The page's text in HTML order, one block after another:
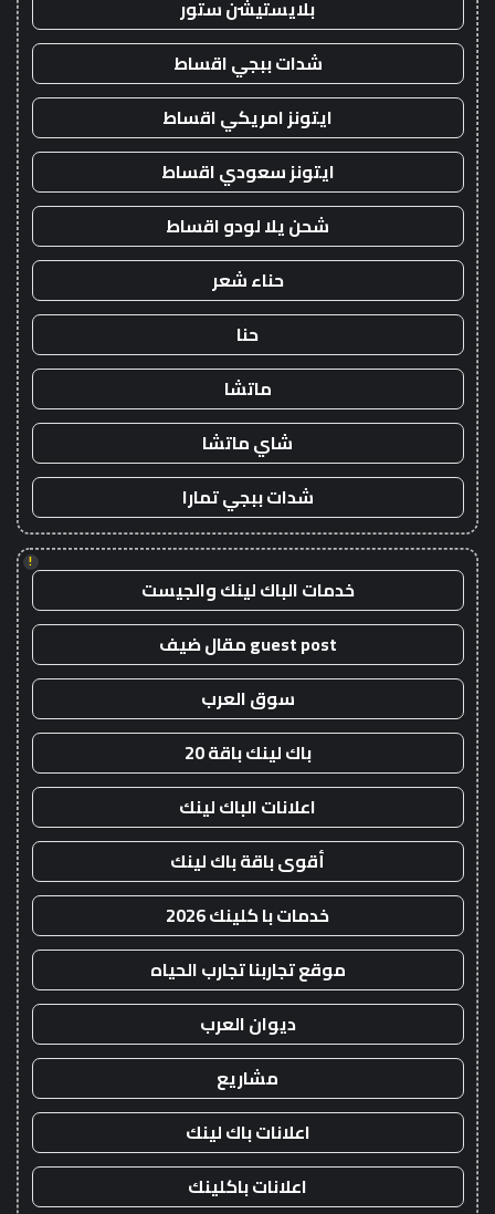
بلايستيشن ستور
شدات ببجي اقساط
ايتونز امريكي اقساط
ايتونز سعودي اقساط
شحن يلا لودو اقساط
حناء شعر
حنا
ماتشا
شاي ماتشا
شدات ببجي تمارا
!
خدمات الباك لينك والجيست
guest post مقال ضيف
سوق العرب
باك لينك باقة 20
اعلانات الباك لينك
أقوى باقة باك لينك
خدمات با كلينك 2026
موقع تجاربنا تجارب الحياه
ديوان العرب
مشاريع
اعلانات باك لينك
اعلانات باكلينك